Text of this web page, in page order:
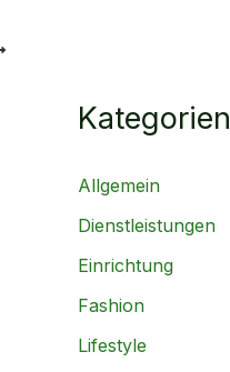
Kategorien
Allgemein
Dienstleistungen
Einrichtung
Fashion
Lifestyle